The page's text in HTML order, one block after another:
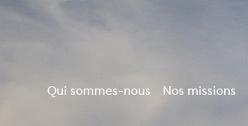
Qui sommes-nous Nos missions